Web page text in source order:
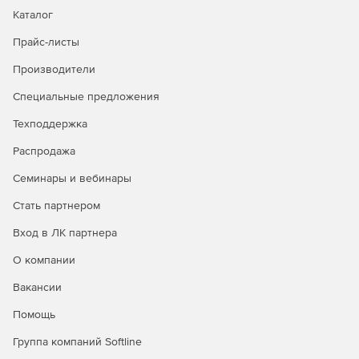
документа в редактируемый и доступный для поиска PDF-
Adlib Express распознает штрихкоды и OMR-элементы.
определенных областях страницы и извлекать данные ,
помещая их в файлы XML для дальнейшего анализа.
Каталог
Прайс-листы
Производители
Специальные предложения
Техподдержка
Распродажа
Семинары и вебинары
Стать партнером
Вход в ЛК партнера
О компании
Вакансии
Помощь
Группа компаний Softline